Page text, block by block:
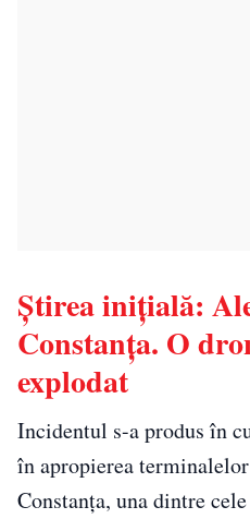
Știrea inițială:
Constanța. O
explodat
Incidentul s-a produs în
în apropierea
Constanța, una dintre